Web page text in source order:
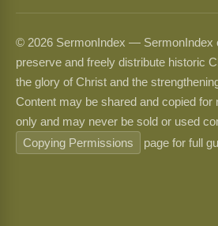
© 2026 SermonIndex — SermonIndex
preserve and freely distribute historic
the glory of Christ and the
Content may be shared and copied
only and may never be sold or used
Copying Permissions
page for full